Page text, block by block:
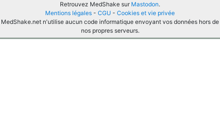
Retrouvez MedShake sur Mastodon.
Mentions légales - CGU - Cookies et vie privée
MedShake.net n'utilise aucun code informatique envoyant vos données hors de
nos propres serveurs.